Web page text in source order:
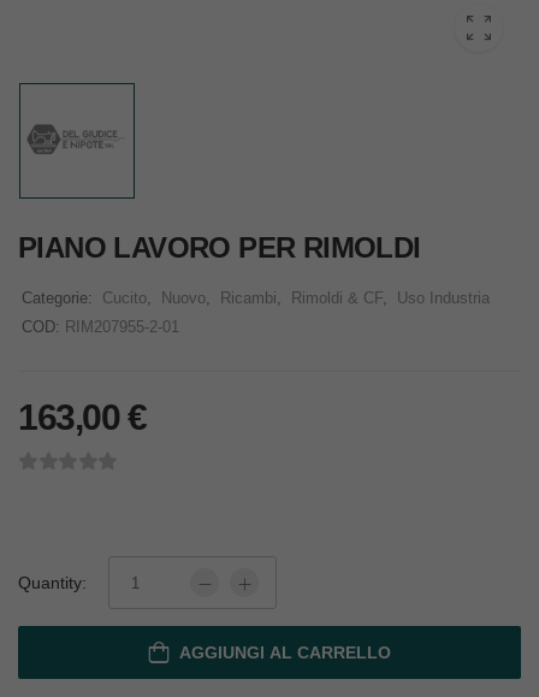
PIANO LAVORO PER RIMOLDI
Categorie: Cucito, Nuovo, Ricambi, Rimoldi & CF,
Uso Industria
COD: RIM207955-2-01
163,00€
Quantity:
AGGIUNGI AL CARRELLO